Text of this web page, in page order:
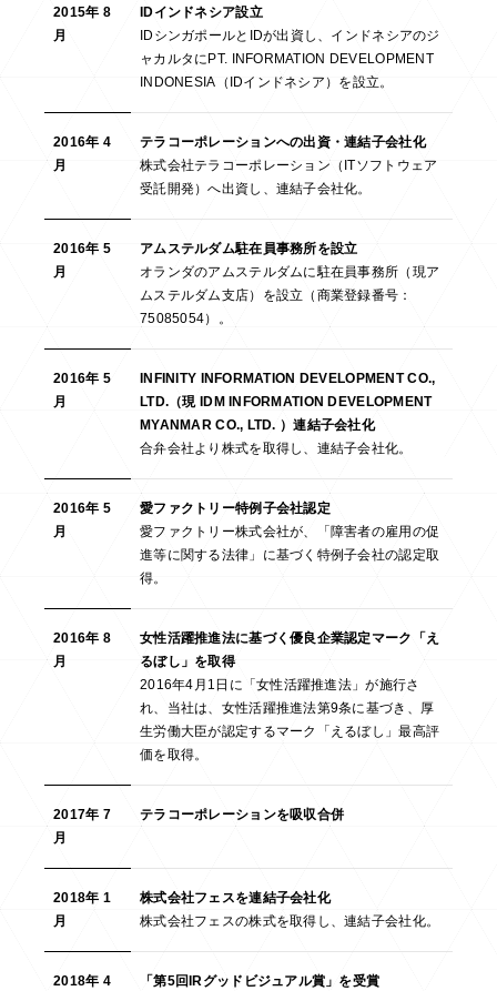
2015年 8
月
IDインドネシア設立
IDシンガポールとIDが出資し、インドネシアのジ
ャカルタにPT. INFORMATION DEVELOPMENT
INDONESIA（IDインドネシア）を設立。
2016年 4
月
テラコーポレーションへの出資・連結子会社化
株式会社テラコーポレーション（ITソフトウェア
受託開発）へ出資し、連結子会社化。
2016年 5
月
アムステルダム駐在員事務所を設立
オランダのアムステルダムに駐在員事務所（現ア
ムステルダム支店）を設立（商業登録番号：
75085054）。
2016年 5
月
INFINITY INFORMATION DEVELOPMENT CO.,
LTD.（現 IDM INFORMATION DEVELOPMENT
MYANMAR CO., LTD. ）連結子会社化
合弁会社より株式を取得し、連結子会社化。
2016年 5
月
愛ファクトリー特例子会社認定
愛ファクトリー株式会社が、「障害者の雇用の促
進等に関する法律」に基づく特例子会社の認定取
得。
2016年 8
月
女性活躍推進法に基づく優良企業認定マーク「え
るぼし」を取得
2016年4月1日に「女性活躍推進法」が施行さ
れ、当社は、女性活躍推進法第9条に基づき、厚
生労働大臣が認定するマーク「えるぼし」最高評
価を取得。
2017年 7
月
テラコーポレーションを吸収合併
2018年 1
月
株式会社フェスを連結子会社化
株式会社フェスの株式を取得し、連結子会社化。
2018年 4
「第5回IRグッドビジュアル賞」を受賞